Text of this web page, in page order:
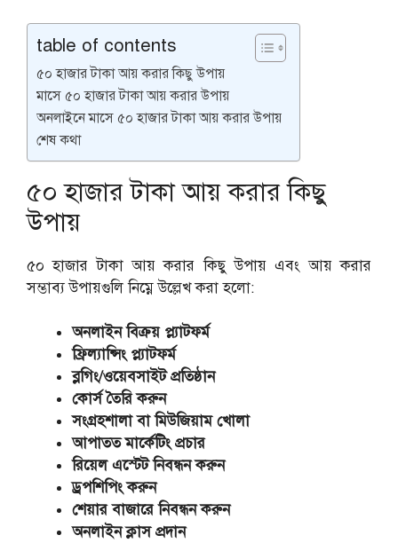
table of contents
৫০ হাজার টাকা আয় করার কিছু উপায়
মাসে ৫০ হাজার টাকা আয় করার উপায়
অনলাইনে মাসে ৫০ হাজার টাকা আয় করার উপায়
শেষ কথা
৫০ হাজার টাকা আয় করার কিছু
উপায়
৫০ হাজার টাকা আয় করার কিছু উপায় এবং আয় করার
সম্ভাব্য উপায়গুলি নিম্নে উল্লেখ করা হলো:
অনলাইন বিক্রয় প্ল্যাটফর্ম
ফ্রিল্যান্সিং প্ল্যাটফর্ম
ব্লগিং/ওয়েবসাইট প্রতিষ্ঠান
কোর্স তৈরি করুন
সংগ্রহশালা বা মিউজিয়াম খোলা
আপাতত মার্কেটিং প্রচার
রিয়েল এস্টেট নিবন্ধন করুন
ড্রপশিপিং করুন
শেয়ার বাজারে নিবন্ধন করুন
অনলাইন ক্লাস প্রদান